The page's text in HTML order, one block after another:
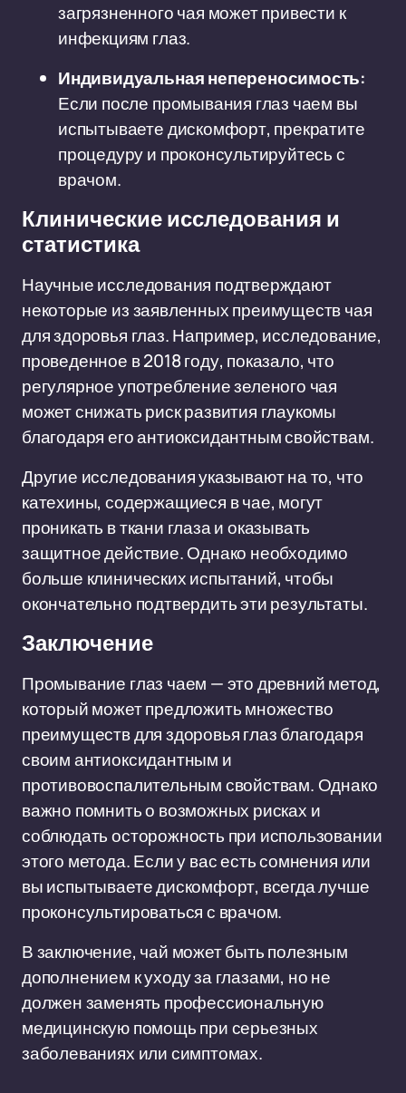
загрязненного чая может привести к
инфекциям глаз.
Индивидуальная непереносимость:
Если после промывания глаз чаем вы
испытываете дискомфорт, прекратите
процедуру и проконсультируйтесь с
врачом.
Клинические исследования и
статистика
Научные исследования подтверждают
некоторые из заявленных преимуществ чая
для здоровья глаз. Например, исследование,
проведенное в 2018 году, показало, что
регулярное употребление зеленого чая
может снижать риск развития глаукомы
благодаря его антиоксидантным свойствам.
Другие исследования указывают на то, что
катехины, содержащиеся в чае, могут
проникать в ткани глаза и оказывать
защитное действие. Однако необходимо
больше клинических испытаний, чтобы
окончательно подтвердить эти результаты.
Заключение
Промывание глаз чаем — это древний метод,
который может предложить множество
преимуществ для здоровья глаз благодаря
своим антиоксидантным и
противовоспалительным свойствам. Однако
важно помнить о возможных рисках и
соблюдать осторожность при использовании
этого метода. Если у вас есть сомнения или
вы испытываете дискомфорт, всегда лучше
проконсультироваться с врачом.
В заключение, чай может быть полезным
дополнением к уходу за глазами, но не
должен заменять профессиональную
медицинскую помощь при серьезных
заболеваниях или симптомах.